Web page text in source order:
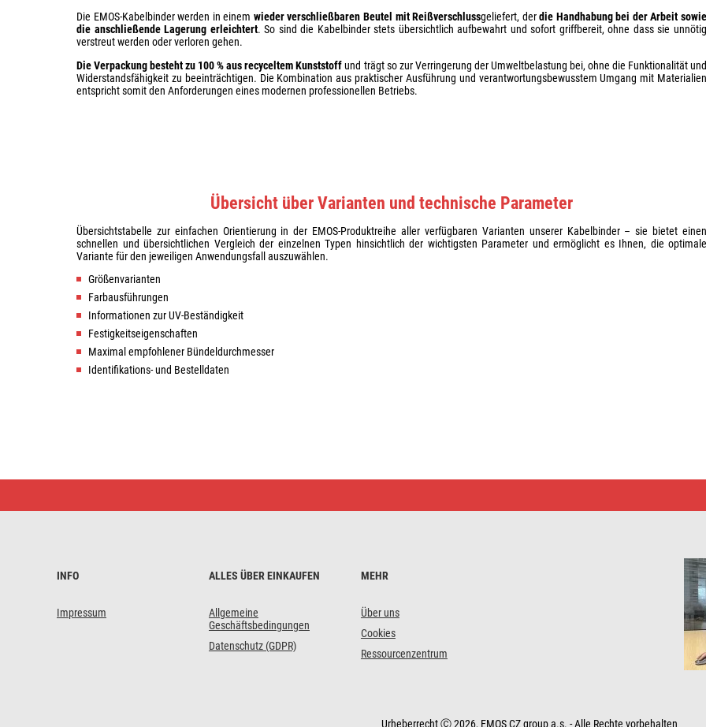
Die EMOS-Kabelbinder werden in einem wieder verschließbaren Beutel mit Reißverschlussgeliefert, derdie Handhabung bei der Arbeit sowie
die anschließende Lagerung erleichtert. So sind die Kabelbinder stets übersichtlich aufbewahrt und sofort griffbereit, ohne dass sie unnötig
verstreut werden oder verloren gehen.
Die Verpackung besteht zu 100 % aus recyceltem Kunststoffund trägt so zur Verringerung der Umweltbelastung bei, ohne die Funktionalität und
Widerstandsfähigkeit zu beeinträchtigen. Die Kombination aus praktischer Ausführung und verantwortungsbewusstem Umgang mit Materialien
entspricht somit den Anforderungen eines modernen professionellen Betriebs.
Übersicht über Varianten und technische Parameter
Übersichtstabelle zur einfachen Orientierung in der EMOS-Produktreihe aller verfügbaren Varianten unserer Kabelbinder – sie bietet einen
schnellen und übersichtlichen Vergleich der einzelnen Typen hinsichtlich der wichtigsten Parameter und ermöglicht es Ihnen, die optimale
Variante für den jeweiligen Anwendungsfall auszuwählen.
Größenvarianten
Farbausführungen
Informationen zur UV-Beständigkeit
Festigkeitseigenschaften
Maximal empfohlener Bündeldurchmesser
Identifikations- und Bestelldaten
schwarz,
INFO
Impressum
ALLES ÜBER EINKAUFEN
Allgemeine
Geschäftsbedingungen
Datenschutz (GDPR)
MEHR
Über uns
Cookies
Ressourcenzentrum
Urheberrecht Ⓒ 2026, EMOS CZ group a.s. - Alle Rechte vorbehalten